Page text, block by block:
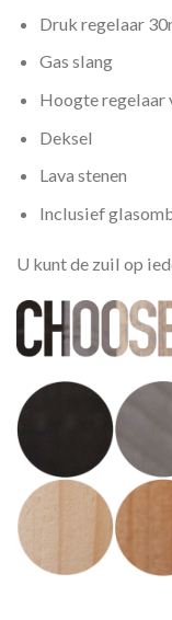
Druk regelaar
Gas slang
Hoogte regelaar
Deksel
Lava stenen
Inclusief
U kunt de zuil op